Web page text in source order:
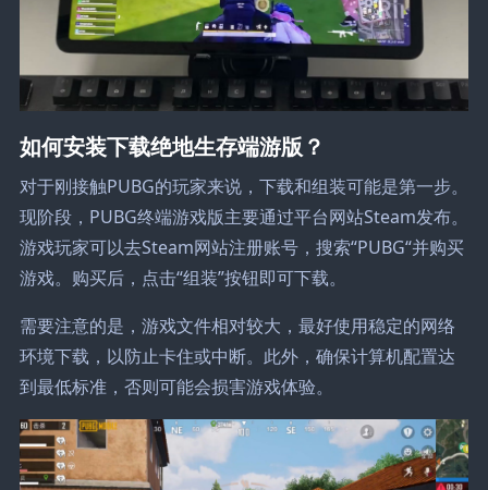
如何安装下载绝地生存端游版？
对于刚接触PUBG的玩家来说，下载和组装可能是第一步。
现阶段，PUBG终端游戏版主要通过平台网站Steam发布。
游戏玩家可以去Steam网站注册账号，搜索“PUBG“并购买
游戏。购买后，点击“组装”按钮即可下载。
需要注意的是，游戏文件相对较大，最好使用稳定的网络
环境下载，以防止卡住或中断。此外，确保计算机配置达
到最低标准，否则可能会损害游戏体验。